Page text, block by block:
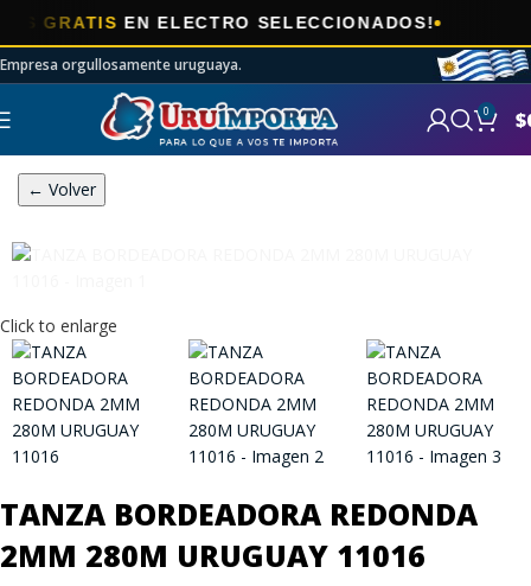
EN ELECTRO SELECCIONADOS!
Empresa orgullosamente uruguaya.
0 $
← Volver
Click to enlarge
TANZA BORDEADORA REDONDA
2MM 280M URUGUAY 11016